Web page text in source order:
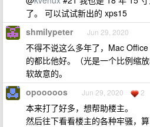
了。 可以试试新出的 xps15
shmilypeter Jun 29, 2020
不得不说这么多年了，Mac
的都比他好。（光是一个比例缩
软故意的。
opooooos Jun 29, 2020 2
本来打了好多，想帮助楼主。
然后往下看看楼主的各种牢骚，算